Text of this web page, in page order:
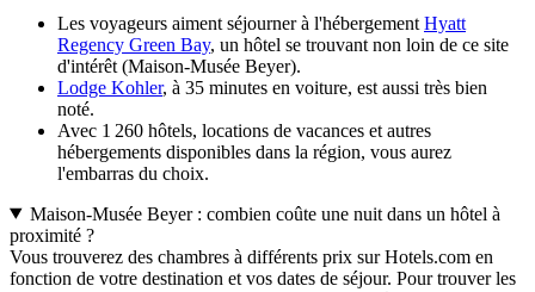
Les voyageurs aiment séjourner à l'hébergement Hyatt
Regency Green Bay, un hôtel se trouvant non loin de ce site
d'intérêt (Maison-Musée Beyer).
Lodge Kohler, à 35 minutes en voiture, est aussi très bien
noté.
Avec 1 260 hôtels, locations de vacances et autres
hébergements disponibles dans la région, vous aurez
l'embarras du choix.
Maison-Musée Beyer : combien coûte une nuit dans un hôtel à
proximité ?
Vous trouverez des chambres à différents prix sur Hotels.com en
fonction de votre destination et vos dates de séjour. Pour trouver les